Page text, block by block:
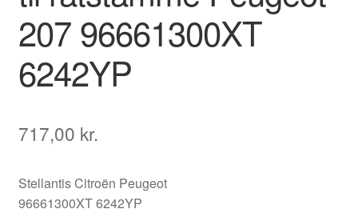
207 96661300XT
6242YP
717,00 kr.
Stellantis Citroën Peugeot
96661300XT 6242YP